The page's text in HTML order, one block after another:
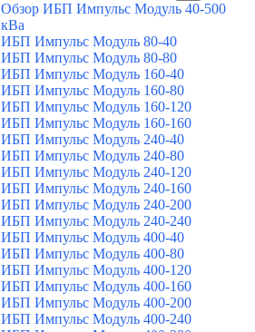
Обзор ИБП Импульс Модуль 40-500
кВа
ИБП Импульс Модуль 80-40
ИБП Импульс Модуль 80-80
ИБП Импульс Модуль 160-40
ИБП Импульс Модуль 160-80
ИБП Импульс Модуль 160-120
ИБП Импульс Модуль 160-160
ИБП Импульс Модуль 240-40
ИБП Импульс Модуль 240-80
ИБП Импульс Модуль 240-120
ИБП Импульс Модуль 240-160
ИБП Импульс Модуль 240-200
ИБП Импульс Модуль 240-240
ИБП Импульс Модуль 400-40
ИБП Импульс Модуль 400-80
ИБП Импульс Модуль 400-120
ИБП Импульс Модуль 400-160
ИБП Импульс Модуль 400-200
ИБП Импульс Модуль 400-240